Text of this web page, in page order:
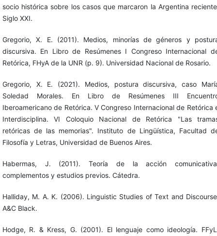
socio histórica sobre los casos que marcaron la Argentina
Siglo XXI.
Gregorio, X. E. (2011). Medios, minorías de géneros y
discursiva. En Libro de Resúmenes I Congreso Internacional
Retórica, FHyA de la UNR (p. 9). Universidad Nacional de Rosario.
Gregorio, X. E. (2021). Medios, postura discursiva, caso
Soledad Morales. En Libro de Resúmenes III
Iberoamericano de Retórica. V Congreso Internacional de Retórica
Interdisciplina. VI Coloquio Nacional de Retórica "Las
retóricas de las memorias". Instituto de Lingüística, Facultad
Filosofía y Letras, Universidad de Buenos Aires.
Habermas, J. (2011). Teoría de la acción
complementos y estudios previos. Cátedra.
Halliday, M. A. K. (2006). Linguistic Studies of Text and
A&C Black.
Hodge, R. & Kress, G. (2001). El lenguaje como ideología.